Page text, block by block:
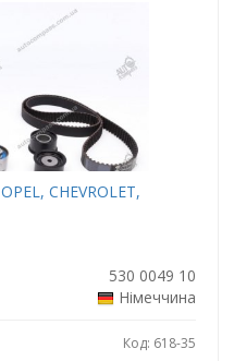
CHEVROLET,
530 0049 10
Німеччина
Код: 618-35